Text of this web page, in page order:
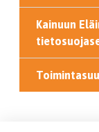
Kainuun